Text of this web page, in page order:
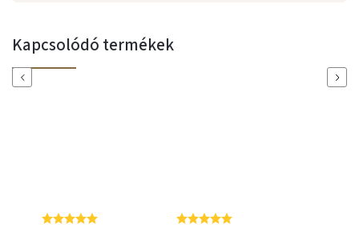
Kapcsolódó termékek
Previous Next